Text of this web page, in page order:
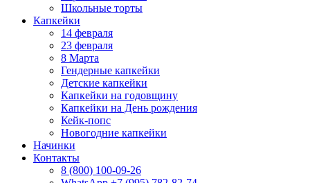
Школьные торты
Капкейки
14 февраля
23 февраля
8 Марта
Гендерные капкейки
Детские капкейки
Капкейки на годовщину
Капкейки на День рождения
Кейк-попс
Новогодние капкейки
Начинки
Контакты
8 (800) 100-09-26